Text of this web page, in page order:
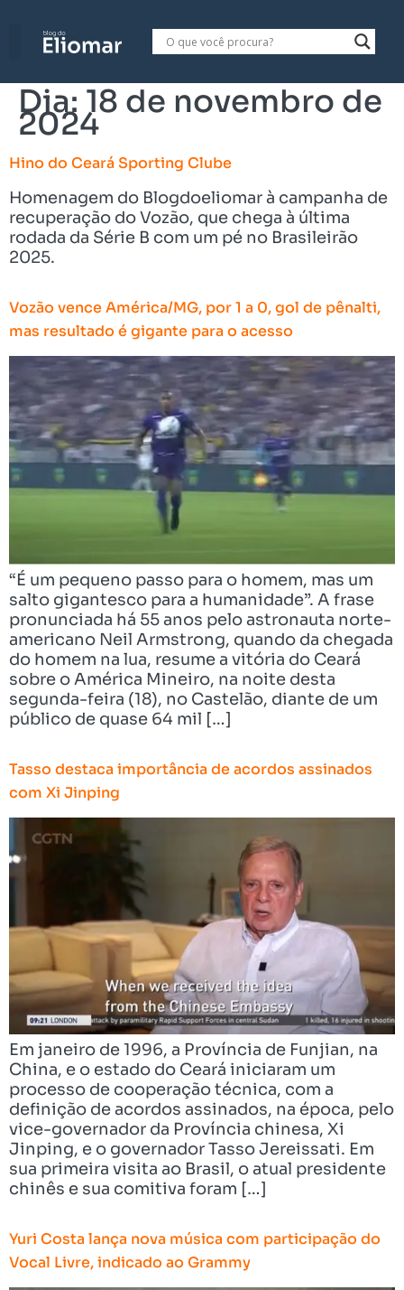
Dia: 18 de novembro de
2024
Hino do Ceará Sporting Clube
Homenagem do Blogdoeliomar à campanha de
recuperação do Vozão, que chega à última
rodada da Série B com um pé no Brasileirão
2025.
Vozão vence América/MG, por 1 a 0, gol de pênalti,
mas resultado é gigante para o acesso
“É um pequeno passo para o homem, mas um
salto gigantesco para a humanidade”. A frase
pronunciada há 55 anos pelo astronauta norte-
americano Neil Armstrong, quando da chegada
do homem na lua, resume a vitória do Ceará
sobre o América Mineiro, na noite desta
segunda-feira (18), no Castelão, diante de um
público de quase 64 mil […]
Tasso destaca importância de acordos assinados
com Xi Jinping
Em janeiro de 1996, a Província de Funjian, na
China, e o estado do Ceará iniciaram um
processo de cooperação técnica, com a
definição de acordos assinados, na época, pelo
vice-governador da Província chinesa, Xi
Jinping, e o governador Tasso Jereissati. Em
sua primeira visita ao Brasil, o atual presidente
chinês e sua comitiva foram […]
Yuri Costa lança nova música com participação do
Vocal Livre, indicado ao Grammy